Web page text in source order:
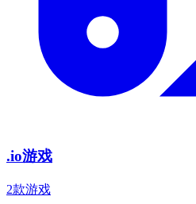
.io游戏
2款游戏